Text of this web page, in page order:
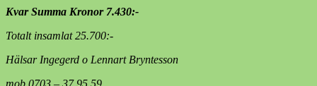
Kvar Summa Kronor 7.430:-
Totalt insamlat 25.700:-
Hälsar Ingegerd o Lennart Bryntesson